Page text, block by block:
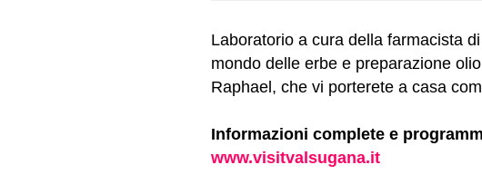
Laboratorio a cura della farmacista
mondo delle erbe e preparazione
Raphael, che vi porterete a casa
Informazioni complete e
www.visitvalsugana.it